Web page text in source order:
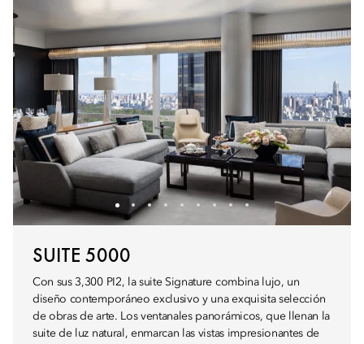
SUITE 5000
Con sus 3,300 PI2, la suite Signature combina lujo, un
diseño contemporáneo exclusivo y una exquisita selección
de obras de arte. Los ventanales panorámicos, que llenan la
suite de luz natural, enmarcan las vistas impresionantes de